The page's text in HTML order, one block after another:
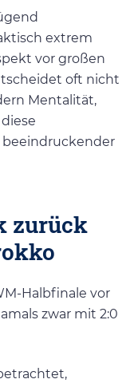
extrem
vor großen
oft nicht
Mentalität,
beeindruckender
zurück
Halbfinale vor
zwar mit 2:0